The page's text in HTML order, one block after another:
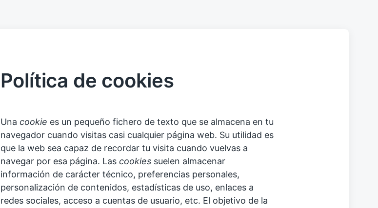
Política de cookies
Una cookie es un pequeño fichero de texto que se almacena en tu
navegador cuando visitas casi cualquier página web. Su utilidad es
que la web sea capaz de recordar tu visita cuando vuelvas a
navegar por esa página. Las cookiessuelen almacenar
información de carácter técnico, preferencias personales,
personalización de contenidos, estadísticas de uso, enlaces a
redes sociales, acceso a cuentas de usuario, etc. El objetivo de la